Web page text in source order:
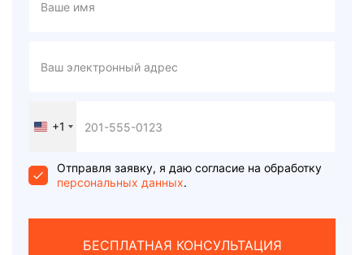
United
+1
+1
Отправля заявку, я даю согласие на обработку
персональных данных.
БЕСПЛАТНАЯ КОНСУЛЬТАЦИЯ